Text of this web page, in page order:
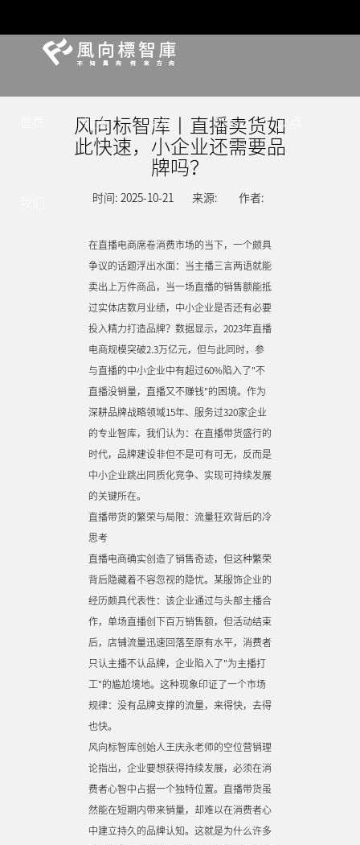
服务 案例 动态 观点
风向标智库丨直播卖货如
此快速，小企业还需要品
牌吗？
时间: 2025-10-21 来源: 作者:
在直播电商席卷消费市场的当下，一个颇具
争议的话题浮出水面：当主播三言两语就能
卖出上万件商品，当一场直播的销售额能抵
过实体店数月业绩，中小企业是否还有必要
投入精力打造品牌？数据显示，2023年直播
电商规模突破2.3万亿元，但与此同时，参
与直播的中小企业中有超过60%陷入了"不
直播没销量，直播又不赚钱"的困境。作为
深耕品牌战略领域15年、服务过320家企业
的专业智库，我们认为：在直播带货盛行的
时代，品牌建设非但不是可有可无，反而是
中小企业跳出同质化竞争、实现可持续发展
的关键所在。
直播带货的繁荣与局限：流量狂欢背后的冷
思考
直播电商确实创造了销售奇迹，但这种繁荣
背后隐藏着不容忽视的隐忧。某服饰企业的
经历颇具代表性：该企业通过与头部主播合
作，单场直播创下百万销售额，但活动结束
后，店铺流量迅速回落至原有水平，消费者
只认主播不认品牌，企业陷入了"为主播打
工"的尴尬境地。这种现象印证了一个市场
规律：没有品牌支撑的流量，来得快，去得
也快。
风向标智库创始人王庆永老师的空位营销理
论指出，企业要想获得持续发展，必须在消
费者心智中占据一个独特位置。直播带货虽
然能在短期内带来销量，却难以在消费者心
中建立持久的品牌认知。这就是为什么许多